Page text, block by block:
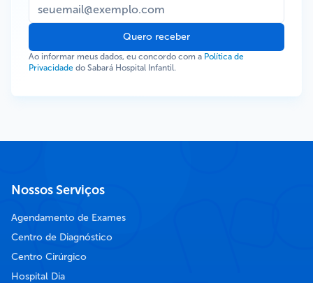
Quero receber
Ao informar meus dados, eu concordo com a Política de
Privacidade do Sabará Hospital Infantil.
Nossos Serviços
Agendamento de Exames
Centro de Diagnóstico
Centro Cirúrgico
Hospital Dia